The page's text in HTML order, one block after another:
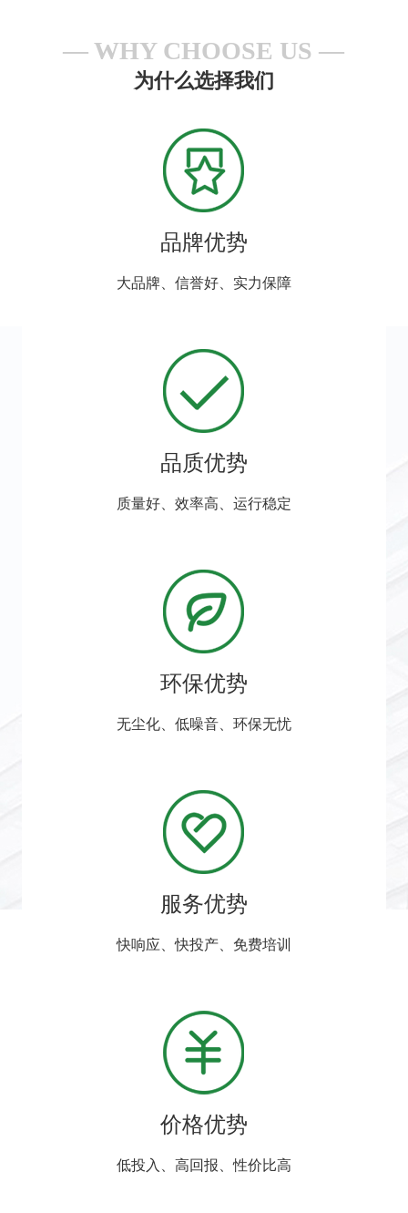
WHY CHOOSE US
为什么选择我们
品牌优势
大品牌、信誉好、实力保障
品质优势
质量好、效率高、运行稳定
环保优势
无尘化、低噪音、环保无忧
服务优势
快响应、快投产、免费培训
价格优势
低投入、高回报、性价比高